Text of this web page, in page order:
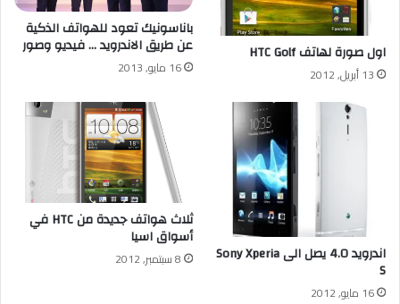
اول صورة لهاتف HTC Golf
13 أبريل, 2012
باناسونيك تعود للهواتف الذكية
عن طريق الاندرويد … فيديو وصور
16 مايو, 2013
اندرويد 4.0 يصل الى Sony Xperia
S
16 مايو, 2012
ثلاث هواتف جديدة من HTC في
أسواق اسيا
8 سبتمبر, 2012